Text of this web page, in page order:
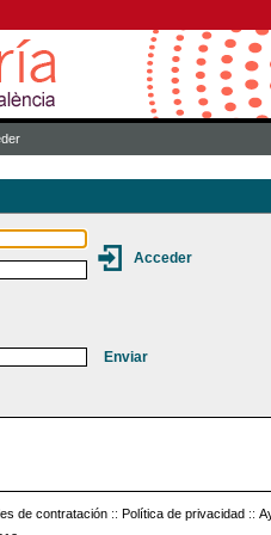
de contratación :: Política de privacidad ::